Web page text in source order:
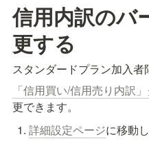
信用内訳のバ
更する
スタンダードプラン加入者
「信用買い/信用売り内訳
更できます。
詳細設定ページに移動し